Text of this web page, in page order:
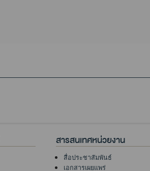
สารสนเทศหน่วยงาน
สื่อประชาสัมพันธ์
เอกสารเผยแพร่